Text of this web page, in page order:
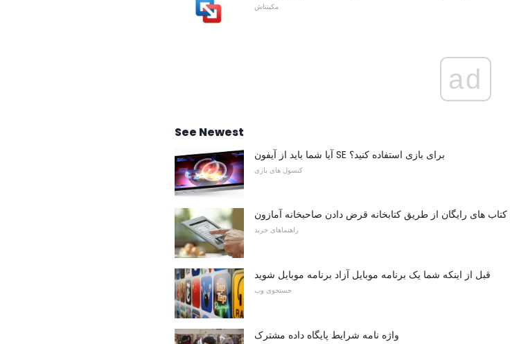
مکینتاش
ad
See Newest
آیا شما باید از آیفون SE برای بازی استفاده کنید؟
کنسول های بازی
کتاب های رایگان از طریق کتابخانه قرض دادن صاحبخانه آمازون
راهنماهای خرید
قبل از اینکه شما یک برنامه موبایل آزاد برنامه موبایل شوید
جستجوی وب
واژه نامه شرایط پایگاه داده مشترک